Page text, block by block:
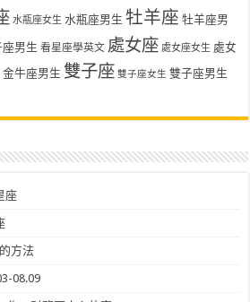
水瓶座女生 水瓶座男生 牡羊座 牡羊座男
座男生 看星座學英文 處女座 處女座女生 處女
金牛座男生 雙子座 雙子座女生 雙子座男生
座
方法
08.09